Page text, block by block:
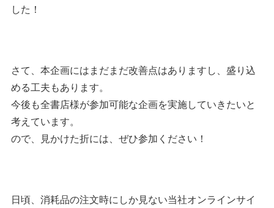
した！
さて、本企画にはまだまだ改善点はありますし、盛り込
める工夫もあります。
今後も全書店様が参加可能な企画を実施していきたいと
考えています。
ので、見かけた折には、ぜひ参加ください！
日頃、消耗品の注文時にしか見ない当社オンラインサイ